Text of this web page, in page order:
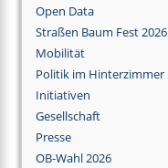
Open Data
Straßen Baum Fest 2026
Mobilität
Politik im Hinterzimmer
Initiativen
Gesellschaft
Presse
OB-Wahl 2026